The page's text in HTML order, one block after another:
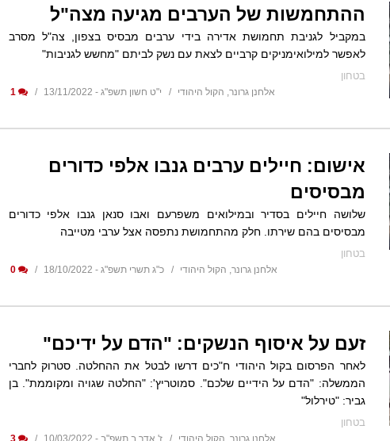
ההתחמשות של הערבים מגיעה מצה"ל
במקביל לגניבת תחמושת אדירה בידי ערבים מבסיס בצפון, צה"ל מסרב
לאפשר למילואימניקים קרביים לצאת עם נשק לביתם "מחשש לגניבות"
בטחון
אלחנן גרונר, הקול היהודי י"ט חשון תשפ"ג - 13/11/2022 1
אישום: חיילים ערבים גנבו אלפי כדורים
מבסיסים
שלושה חיילים בסדיר ובמילואים משפרעם ואבו סנאן גנבו אלפי כדורים
מבסיסים בהם שירתו. חלק מהתחמושת נתפסה אצל ערבי מטייבה
בטחון
אלחנן גרונר, הקול היהודי כ"ג תשרי תשפ"ג - 18/10/2022 0
זעם על איסוף הנשקים: "הדם על ידיכם"
לאחר הפרסום בקול היהודי ח"כים דרשו לבטל את ההחלטה. סטרוק לחברי
הממשלה: "הדם על הידיים שלכם". סמוטריץ': "החלטה שגויה ומקוממת". בן
גביר: "טירלול"
בטחון
אלחנן גרונר, הקול היהודי ז' אדר ב תשפ"ב - 10/03/2022 3